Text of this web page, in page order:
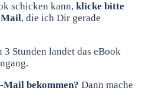
schicken kann, klicke bitte
Mail, die ich Dir gerade
Stunden landet das eBook
Mail bekommen? Dann mache